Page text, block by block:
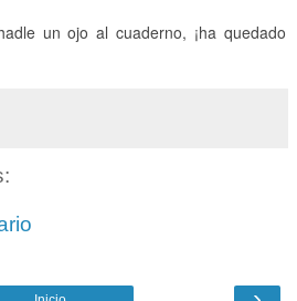
un ojo al cuaderno, ¡ha quedado